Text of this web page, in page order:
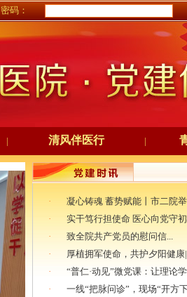
密码：
| 清风伴医行 |
· 凝心铸魂 蓄势赋能丨市二院
·
实干笃行担使命 医心向党守
·
致全院共产党员的慰问信...
·
厚植拥军使命，共护夕阳健
·
“普仁·动见”微党课：让理论
·
一线“把脉问诊”，现场“开方